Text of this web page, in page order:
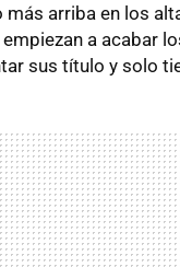
más arriba en los
a acabar
sus título y solo